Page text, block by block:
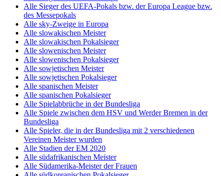
Alle Sieger des UEFA-Pokals bzw. der Europa League bzw.
des Messepokals
Alle sky-Zweige in Europa
Alle slowakischen Meister
Alle slowakischen Pokalsieger
Alle slowenischen Meister
Alle slowenischen Pokalsieger
Alle sowjetischen Meister
Alle sowjetischen Pokalsieger
Alle spanischen Meister
Alle spanischen Pokalsieger
Alle Spielabbrüche in der Bundesliga
Alle Spiele zwischen dem HSV und Werder Bremen in der
Bundesliga
Alle Spieler, die in der Bundesliga mit 2 verschiedenen
Vereinen Meister wurden
Alle Stadien der EM 2020
Alle südafrikanischen Meister
Alle Südamerika-Meister der Frauen